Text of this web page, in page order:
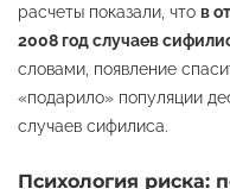
расчеты показали, что в
2008 год случаев
словами, появление
«подарило» популяции
случаев сифилиса.
Психология риска: